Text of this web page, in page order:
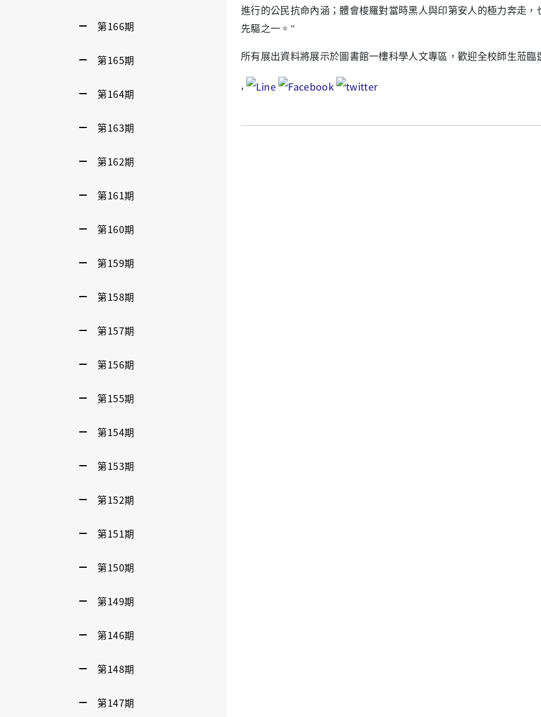
第166期
第165期
第164期
第163期
第162期
第161期
第160期
第159期
第158期
第157期
第156期
第155期
第154期
第153期
第152期
第151期
第150期
第149期
第146期
第148期
第147期
進行的公民抗命內涵；體會梭羅對當時黑人與印第安人的極力奔走
先驅之一 。”
所有展出資料將展示於圖書館一樓科學人文專區，歡迎全校師生蒞臨
,